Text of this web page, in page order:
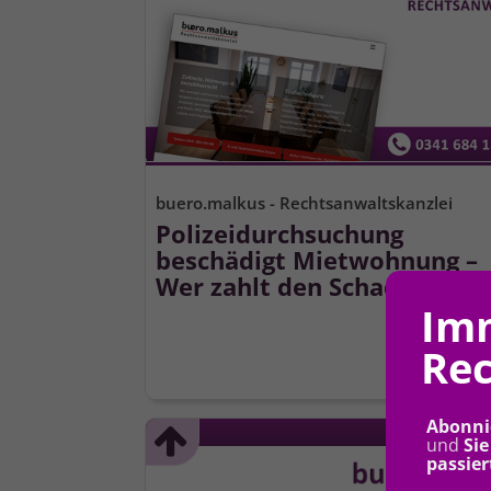
buero.malkus - Rechtsanwaltskanzlei
Polizeidurchsuchung
beschädigt Mietwohnung –
Wer zahlt den Schaden?
und